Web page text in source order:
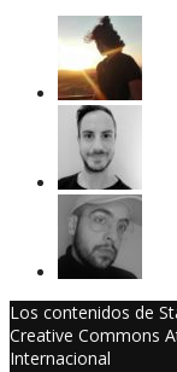
Los contenidos de
Creative Commons
Internacional